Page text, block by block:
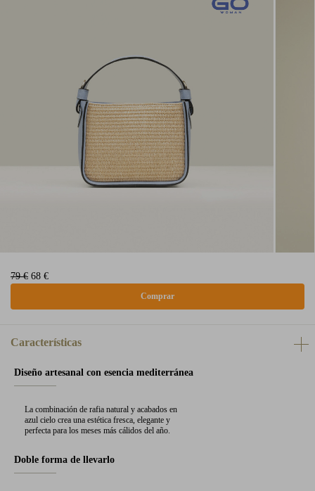
79 € 68 €
Características
Diseño artesanal con esencia mediterránea
La combinación de rafia natural y acabados en
azul cielo crea una estética fresca, elegante y
perfecta para los meses más cálidos del año.
Doble forma de llevarlo